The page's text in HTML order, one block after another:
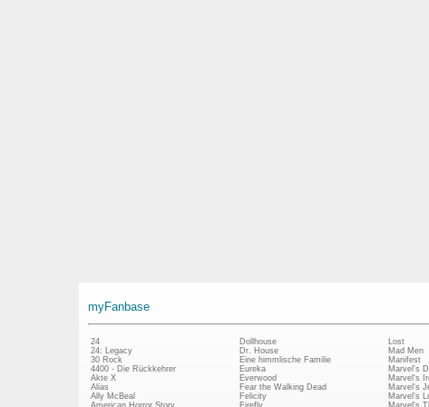
myFanbase
24
24: Legacy
30 Rock
4400 - Die Rückkehrer
Akte X
Alias
Ally McBeal
American Horror Story
Dollhouse
Dr. House
Eine himmlische Familie
Eureka
Everwood
Fear the Walking Dead
Felicity
Firefly
Lost
Mad Men
Manifest
Marvel's
Marvel's
Marvel's
Marvel's
Marvel's